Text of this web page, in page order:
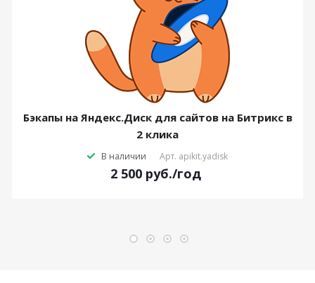
Бэкапы на Яндекс.Диск для сайтов на Битрикс в
2 клика
В наличии Арт. apikit.yadisk
2 500 руб./год